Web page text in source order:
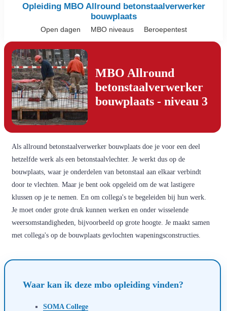
Opleiding MBO Allround betonstaalverwerker
bouwplaats
Open dagen MBO niveaus Beroepentest
MBO Allround
betonstaalverwerker
bouwplaats - niveau 3
Als allround betonstaalverwerker bouwplaats doe je voor een deel
hetzelfde werk als een betonstaalvlechter. Je werkt dus op de
bouwplaats, waar je onderdelen van betonstaal aan elkaar verbindt
door te vlechten. Maar je bent ook opgeleid om de wat lastigere
klussen op je te nemen. En om collega's te begeleiden bij hun werk.
Je moet onder grote druk kunnen werken en onder wisselende
weersomstandigheden, bijvoorbeeld op grote hoogte. Je maakt samen
met collega's op de bouwplaats gevlochten wapeningsconstructies.
Waar kan ik deze mbo opleiding vinden?
SOMA College